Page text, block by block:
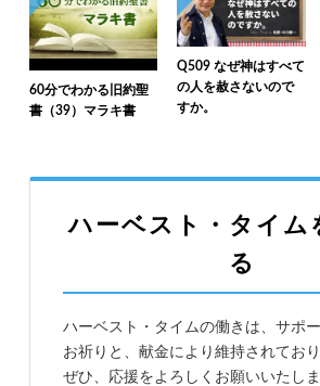
60分でわかる旧約聖
書（39）マラキ書
Q509 なぜ神はすべて
の人を赦さないので
すか。
ハーベスト・タイム
る
ハーベスト・タイムの働きは、サポ
お祈りと、献金により維持されており
ぜひ、応援をよろしくお願いいたしま